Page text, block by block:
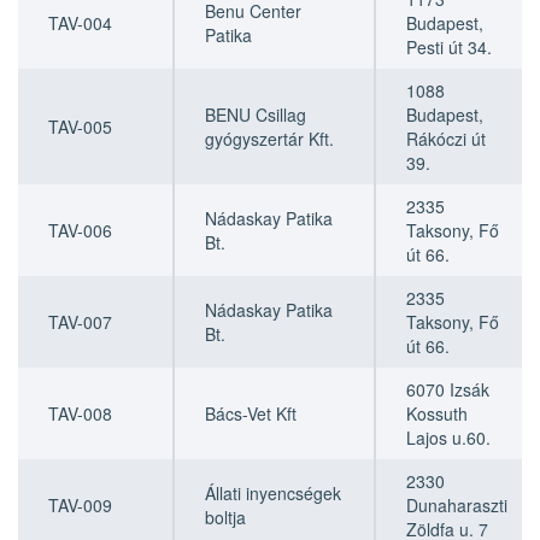
TAV-004
Benu Center
Patika
Budapest,
Pesti út 34.
TAV-005
BENU Csillag
gyógyszertár Kft.
1088
Budapest,
Rákóczi út
39.
TAV-006
Nádaskay Patika
Bt.
2335
Taksony, Fő
út 66.
TAV-007
Nádaskay Patika
Bt.
2335
Taksony, Fő
út 66.
TAV-008 Bács-Vet Kft
6070 Izsák
Kossuth
Lajos u.60.
TAV-009
Állati inyencségek
boltja
2330
Dunaharaszti
Zöldfa u. 7